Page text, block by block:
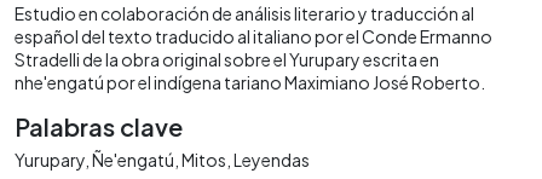
Estudio en colaboración de análisis literario y traducción al
español del texto traducido al italiano por el Conde Ermanno
Stradelli de la obra original sobre el Yurupary escrita en
nhe'engatú por el indígena tariano Maximiano José Roberto.
Palabras clave
Yurupary Ñe'engatú Mitos Leyendas